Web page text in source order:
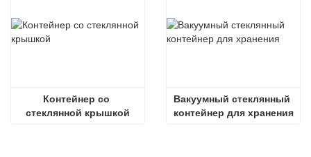
Контейнер со
стеклянной крышкой
Вакуумный стеклянный
контейнер для хранения